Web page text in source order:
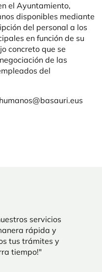
el Ayuntamiento,
disponibles mediante
del personal a los
en función de su
concreto que se
de las
del
servicios
rápida y
tus trámites y
tiempo!"